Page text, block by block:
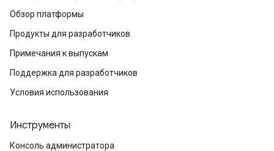
Обзор платформы
Продукты для разработчиков
Примечания к выпускам
Поддержка для разработчиков
Условия использования
Инструменты
Консоль администратора